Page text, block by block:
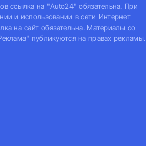
ссылка на "Auto24" обязательна. При
и использовании в сети Интернет
на сайт обязательна. Материалы со
публикуются на правах рекламы.